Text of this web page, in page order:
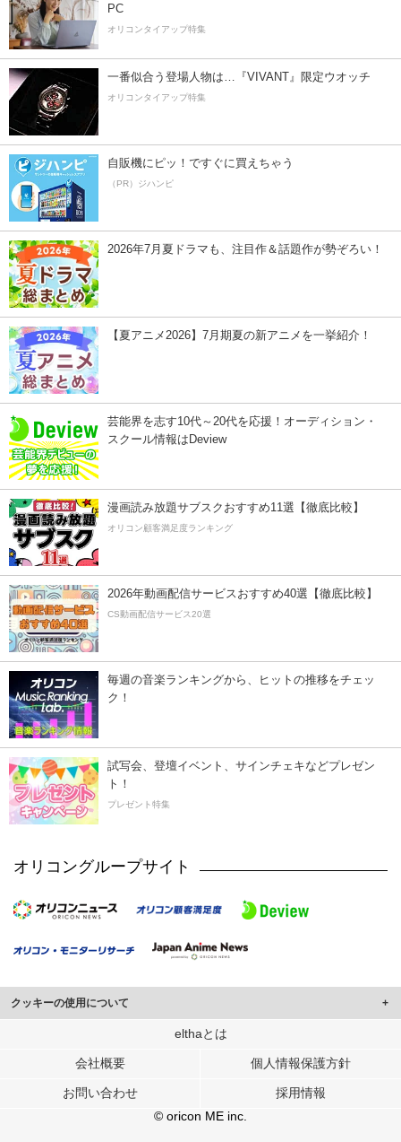
PC
オリコンタイアップ特集
一番似合う登場人物は…『VIVANT』限定ウオッチ
オリコンタイアップ特集
自販機にピッ！ですぐに買えちゃう
（PR）ジハンピ
2026年7月夏ドラマも、注目作＆話題作が勢ぞろい！
【夏アニメ2026】7月期夏の新アニメを一挙紹介！
芸能界を志す10代～20代を応援！オーディション・
スクール情報はDeview
漫画読み放題サブスクおすすめ11選【徹底比較】
オリコン顧客満足度ランキング
2026年動画配信サービスおすすめ40選【徹底比較】
CS動画配信サービス20選
毎週の音楽ランキングから、ヒットの推移をチェッ
ク！
試写会、登壇イベント、サインチェキなどプレゼン
ト！
プレゼント特集
オリコングループサイト
クッキーの使用について
このサイトでは Cookie を使用して、ユーザーに合わせたコンテンツや広告の
行っています。
メディアや広告配信、データ解析の各パートナーに提供しています。
各パートナーは、この情報とユーザーが各パートナーに提供した他の情報や、
ユーザーが各パートナーのサービスを使用したときに収集した他の情報を組み
elthaとは
会社概要 個人情報保護方針
お問い合わせ
採用情報
© oricon ME inc.